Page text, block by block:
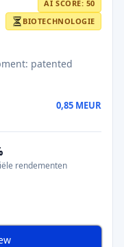
AI SCORE: 50
BIOTECHNOLOGIE
patented
0,85 MEUR
rendementen